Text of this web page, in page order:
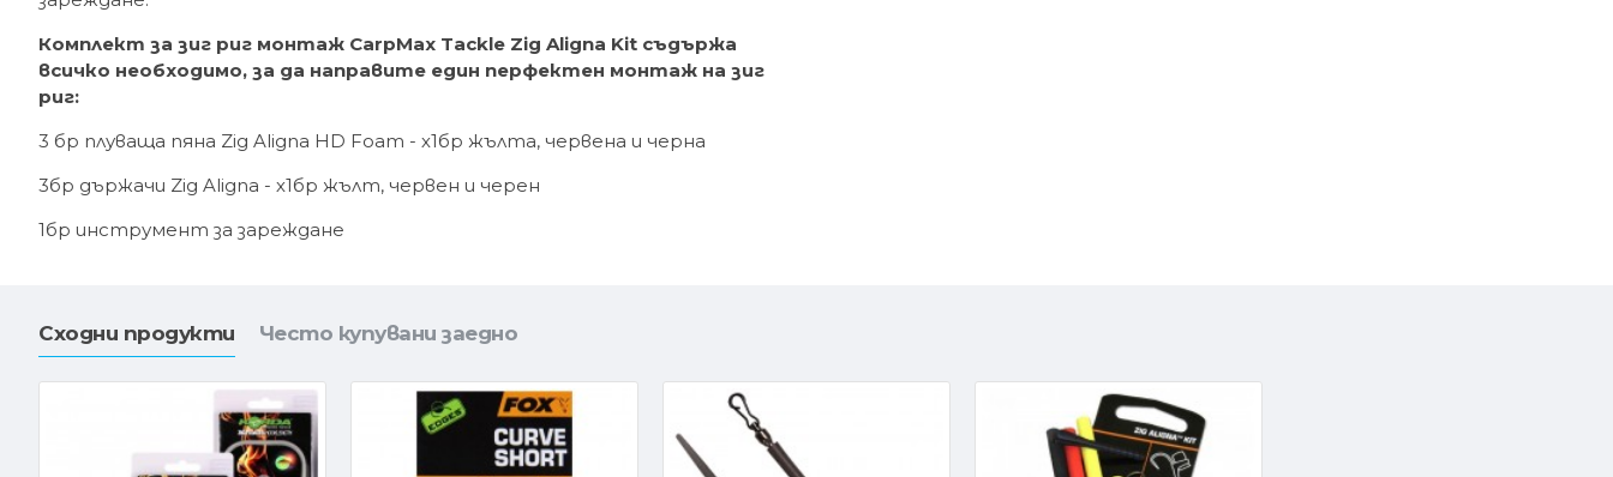
Комплект за зиг риг монтаж CarpMax Tackle Zig Aligna Kit съдържа
всичко необходимо, за да направите един перфектен монтаж на зиг
риг:
3 бр плуваща пяна Zig Aligna HD Foam - х1бр жълта, червена и черна
3бр държачи Zig Aligna - х1бр жълт, червен и черен
1бр инструмент за зареждане
Сходни продукти Често купувани заедно